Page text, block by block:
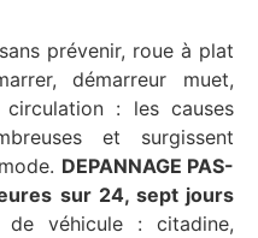
prévenir, roue à plat
démarreur muet,
: les causes
et surgissent
DEPANNAGE PAS-
sur 24, sept jours
véhicule : citadine,